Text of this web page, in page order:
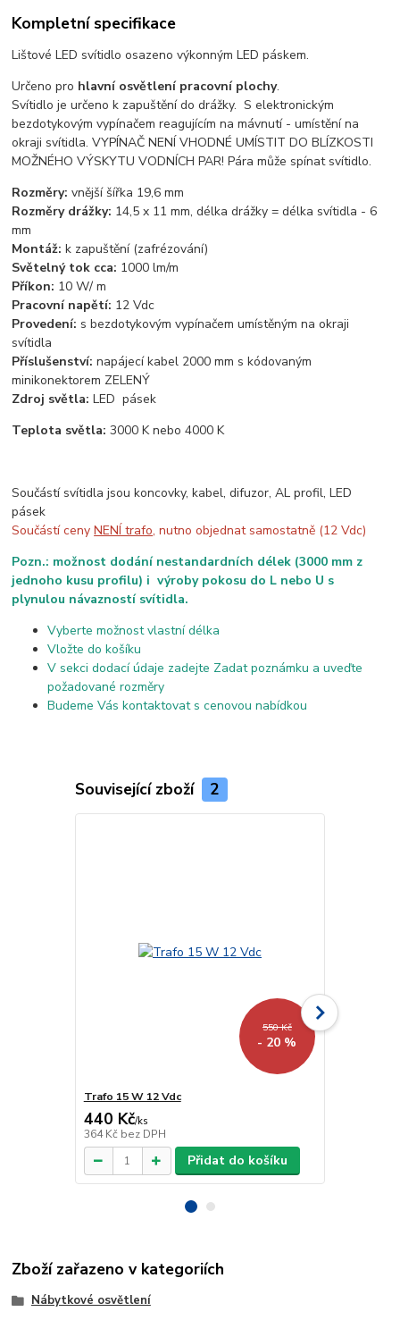
Kompletní specifikace
Lištové LED svítidlo osazeno výkonným LED páskem.
Určeno pro hlavní osvětlení pracovní plochy.
Svítidlo je určeno k zapuštění do drážky. S elektronickým
bezdotykovým vypínačem reagujícím na mávnutí - umístění na
okraji svítidla. VYPÍNAČ NENÍ VHODNÉ UMÍSTIT DO BLÍZKOSTI
MOŽNÉHO VÝSKYTU VODNÍCH PAR! Pára může spínat svítidlo.
Rozměry: vnější šířka 19,6 mm
Rozměry drážky: 14,5 x 11 mm, délka drážky = délka svítidla - 6
mm
Montáž: k zapuštění (zafrézování)
Světelný tok cca: 1000 lm/m
Příkon: 10 W/ m
Pracovní napětí: 12 Vdc
Provedení: s bezdotykovým vypínačem umístěným na okraji
svítidla
Příslušenství:napájecí kabel 2000 mm s kódovaným
minikonektorem ZELENÝ
Zdroj světla:LED pásek
Teplota světla:3000 K nebo 4000 K
Součástí svítidla jsou koncovky, kabel, difuzor, AL profil, LED
pásek
Součástí cenyNENÍ trafo, nutno objednat samostatně (12 Vdc)
Pozn.: možnost dodání nestandardních délek (3000 mm z
jednoho kusu profilu) i výroby pokosu do L nebo U s
plynulou návazností svítidla.
Vyberte možnost vlastní délka
Vložte do košíku
V sekci dodací údaje zadejte Zadat poznámku a uveďte
požadované rozměry
Budeme Vás kontaktovat s cenovou nabídkou
Související zboží 2
550 Kč
- 20 %
Trafo 15 W 12 Vdc
440 Kč/ks
364 Kč bez DPH
Přidat do košíku
Zboží zařazeno v kategoriích
Nábytkové osvětlení